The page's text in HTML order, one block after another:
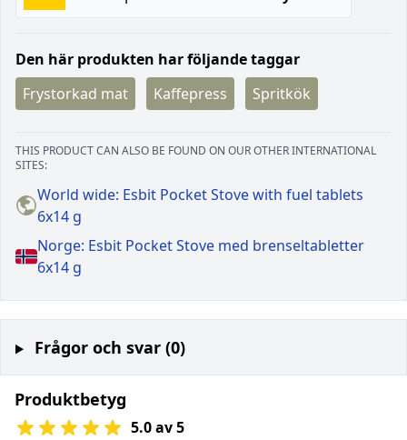
Den här produkten har följande taggar
Frystorkad mat
Kaffepress Spritkök
THIS PRODUCT CAN ALSO BE FOUND ON OUR OTHER INTERNATIONAL
SITES:
World wide: Esbit Pocket Stove with fuel tablets
6x14 g
Norge: Esbit Pocket Stove med brenseltabletter
6x14 g
Frågor och svar (0)
Produktbetyg
5.0 av 5